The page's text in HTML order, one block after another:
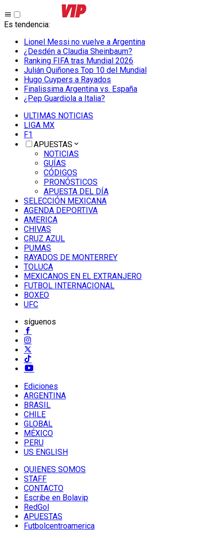
Es tendencia:
Lionel Messi no vuelve a Argentina
¿Desdén a Claudia Sheinbaum?
Ranking FIFA tras Mundial 2026
Julián Quiñones Top 10 del Mundial
Hugo Cuypers a Rayados
Finalissima Argentina vs. España
¿Pep Guardiola a Italia?
ULTIMAS NOTICIAS
LIGA MX
F1
APUESTAS
NOTICIAS
GUÍAS
CÓDIGOS
PRONÓSTICOS
APUESTA DEL DÍA
SELECCIÓN MEXICANA
AGENDA DEPORTIVA
AMERICA
CHIVAS
CRUZ AZUL
PUMAS
RAYADOS DE MONTERREY
TOLUCA
MEXICANOS EN EL EXTRANJERO
FUTBOL INTERNACIONAL
BOXEO
UFC
síguenos
Ediciones
ARGENTINA
BRASIL
CHILE
GLOBAL
MÉXICO
PERU
US ENGLISH
QUIENES SOMOS
STAFF
CONTACTO
Escribe en Bolavip
RedGol
APUESTAS
Futbolcentroamerica